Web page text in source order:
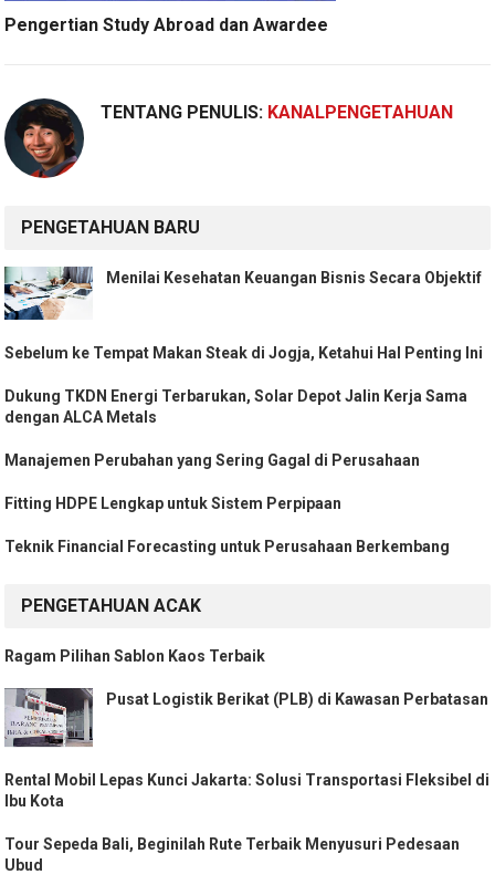
Pengertian Study Abroad dan Awardee
TENTANG PENULIS: KANALPENGETAHUAN
PENGETAHUAN BARU
Menilai Kesehatan Keuangan Bisnis Secara Objektif
Sebelum ke Tempat Makan Steak di Jogja, Ketahui Hal Penting Ini
Dukung TKDN Energi Terbarukan, Solar Depot Jalin Kerja Sama
dengan ALCA Metals
Manajemen Perubahan yang Sering Gagal di Perusahaan
Fitting HDPE Lengkap untuk Sistem Perpipaan
Teknik Financial Forecasting untuk Perusahaan Berkembang
PENGETAHUAN ACAK
Ragam Pilihan Sablon Kaos Terbaik
Pusat Logistik Berikat (PLB) di Kawasan Perbatasan
Rental Mobil Lepas Kunci Jakarta: Solusi Transportasi Fleksibel di
Ibu Kota
Tour Sepeda Bali, Beginilah Rute Terbaik Menyusuri Pedesaan
Ubud